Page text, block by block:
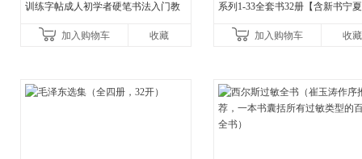
训练字帖成人初学者硬笔书法入门教
加入购物车 收藏
系列1-33全套书32册【含新书宁
广东福建河北黑
加入购物车 收藏